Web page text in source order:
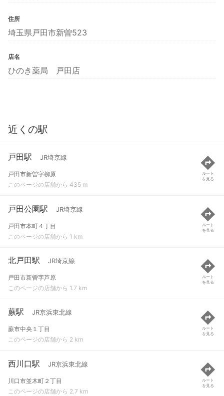
住所
埼玉県戸田市新曽523
店名
ひのき薬局 戸田店
近くの駅
戸田駅 JR埼京線
戸田市新曽字柳原
このページの店舗から 435 m
ルート
を見る
戸田公園駅 JR埼京線
戸田市本町４丁目
このページの店舗から 1 km
ルート
を見る
北戸田駅 JR埼京線
戸田市新曽字芦原
このページの店舗から 1.7 km
ルート
を見る
蕨駅 JR京浜東北線
蕨市中央１丁目
このページの店舗から 2 km
ルート
を見る
西川口駅 JR京浜東北線
川口市並木町２丁目
このページの店舗から 2.7 km
ルート
を見る